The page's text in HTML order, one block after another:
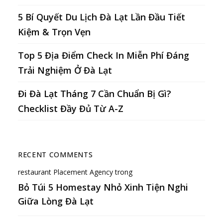
5 Bí Quyết Du Lịch Đà Lạt Lần Đầu Tiết
Kiệm & Trọn Vẹn
Top 5 Địa Điểm Check In Miễn Phí Đáng
Trải Nghiệm Ở Đà Lạt
Đi Đà Lạt Tháng 7 Cần Chuẩn Bị Gì?
Checklist Đầy Đủ Từ A-Z
RECENT COMMENTS
restaurant Placement Agencytrong
Bỏ Túi 5 Homestay Nhỏ Xinh Tiện Nghi
Giữa Lòng Đà Lạt